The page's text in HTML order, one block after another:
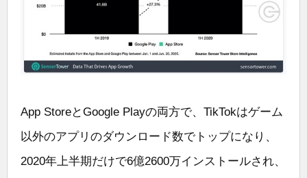
App StoreとGoogle Playの両方で、TikTokはゲーム
以外のアプリのダウンロード数でトップになり、
2020年上半期だけで6億2600万インストールされ、